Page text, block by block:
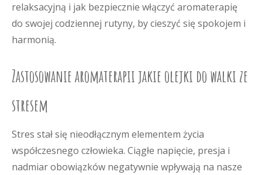
relaksacyjną i jak bezpiecznie włączyć aromaterapię
do swojej codziennej rutyny, by cieszyć się spokojem i
harmonią.
Zastosowanie aromaterapii jakie olejki do walki ze
stresem
Stres stał się nieodłącznym elementem życia
współczesnego człowieka. Ciągłe napięcie, presja i
nadmiar obowiązków negatywnie wpływają na nasze